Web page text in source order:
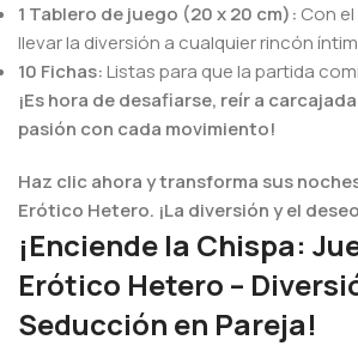
1 Tablero de juego (20 x 20 cm): Con
llevar la diversión a cualquier rincón
10 Fichas:Listas para que la partida
¡Es hora de desafiarse, reír a
pasión con cada movimiento!
Haz clic ahora y transforma sus
Erótico Hetero. ¡La diversión y el
¡Enciende la Chispa:
Erótico Hetero –
Seducción en Pareja!